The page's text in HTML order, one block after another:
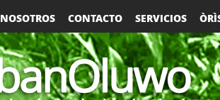
NOSOTROS CONTACTO SERVICIOS